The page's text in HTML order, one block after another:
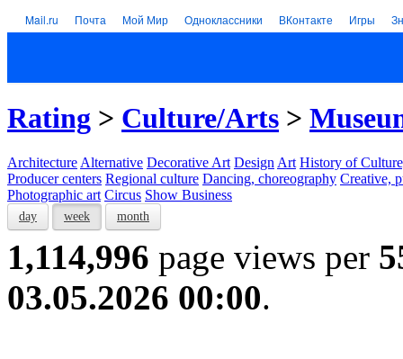
Mail.ru Почта Мой Мир Одноклассники ВКонтакте Игры
Rating > Culture/Arts >
Architecture Alternative Decorative Art Design Art History of
Producer centers Regional culture Dancing, choreography Creative,
Photographic art Circus Show Business
day week month
1,114,996 page views per
03.05.2026 00:00.